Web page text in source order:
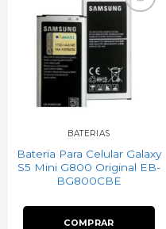
wishlist
BATERIAS
Bateria Para Celular Galaxy
S5 Mini G800 Original EB-
BG800CBE
COMPRAR